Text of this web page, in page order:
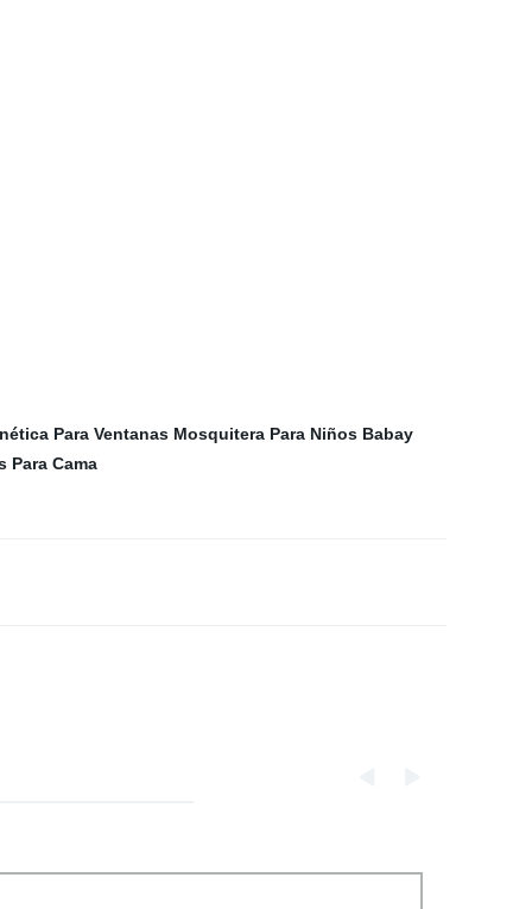
Para Ventanas Mosquitera Para Niños Babay
Para Cama